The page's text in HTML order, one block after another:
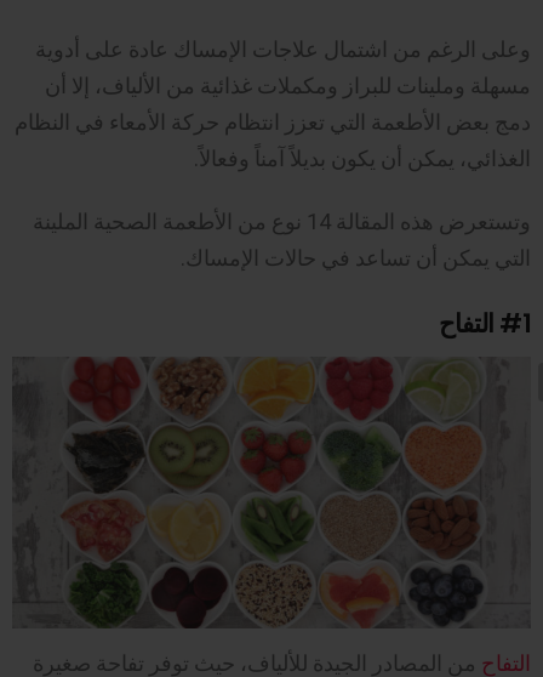
وعلى الرغم من اشتمال علاجات الإمساك عادة على أدوية
مسهلة وملينات للبراز ومكملات غذائية من الألياف، إلا أن
دمج بعض الأطعمة التي تعزز انتظام حركة الأمعاء في النظام
الغذائي، يمكن أن يكون بديلاً آمناً وفعالاً.
وتستعرض هذه المقالة 14 نوع من الأطعمة الصحية الملينة
التي يمكن أن تساعد في حالات الإمساك.
#1 التفاح
التفاح من المصادر الجيدة للألياف، حيث توفر تفاحة صغيرة